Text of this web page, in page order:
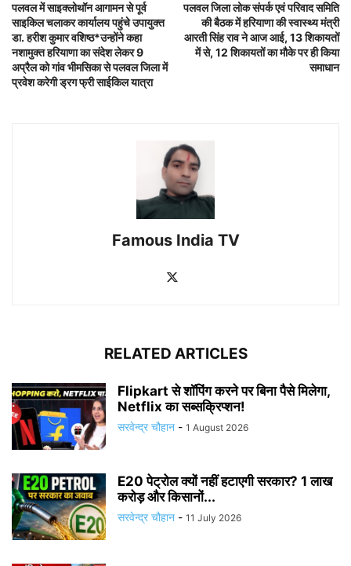
पलवल में साइक्लोथॉन आगामन से पूर्व
साइकिल चलाकर कार्यालय पहुंचे उपायुक्त
डा. हरीश कुमार वशिष्ठ*उन्होंने कहा
नशामुक्त हरियाणा का संदेश लेकर 9
अप्रैल को गांव भीमसिका से पलवल जिला में
प्रवेश करेगी ड्रग फ्री साईकिल यात्रा
पलवल जिला लोक संपर्क एवं परिवाद समिति
की बैठक में हरियाणा की स्वास्थ्य मंत्री
आरती सिंह राव ने आज आई, 13 शिकायतों
में से, 12 शिकायतों का मौके पर ही किया
समाधान
Famous India TV
RELATED ARTICLES
Flipkart से शॉपिंग करने पर बिना पैसे मिलेगा,
Netflix का सब्सक्रिप्शन!
सरवेन्द्र चौहान - 1 August 2026
E20 पेट्रोल क्यों नहीं हटाएगी सरकार? 1 लाख
करोड़ और किसानों...
सरवेन्द्र चौहान - 11 July 2026